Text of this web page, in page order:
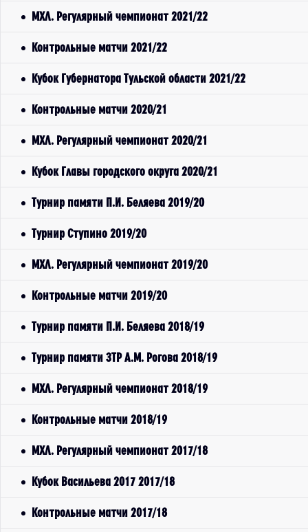
МХЛ. Регулярный чемпионат 2021/22
Контрольные матчи 2021/22
Кубок Губернатора Тульской области 2021/22
Контрольные матчи 2020/21
МХЛ. Регулярный чемпионат 2020/21
Кубок Главы городского округа 2020/21
Турнир памяти П.И. Беляева 2019/20
Турнир Ступино 2019/20
МХЛ. Регулярный чемпионат 2019/20
Контрольные матчи 2019/20
Турнир памяти П.И. Беляева 2018/19
Турнир памяти ЗТР А.М. Рогова 2018/19
МХЛ. Регулярный чемпионат 2018/19
Контрольные матчи 2018/19
МХЛ. Регулярный чемпионат 2017/18
Кубок Васильева 2017 2017/18
Контрольные матчи 2017/18